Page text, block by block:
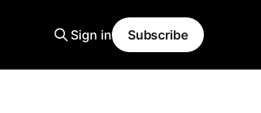
Sign in Subscribe